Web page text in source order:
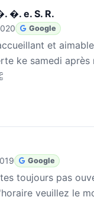
�. e. S. R.
Google
et
ke samedi après
Google
toujours pas
veuillez le